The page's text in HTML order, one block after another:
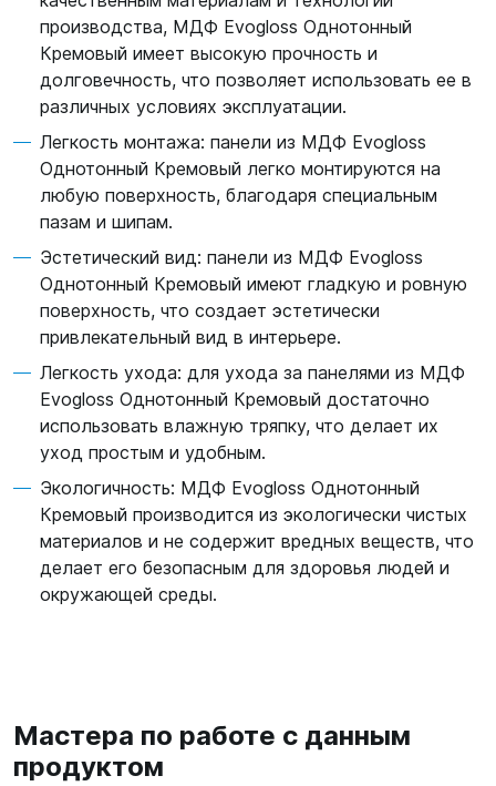
производства, МДФ Evogloss Однотонный
Кремовый имеет высокую прочность и
долговечность, что позволяет использовать ее в
различных условиях эксплуатации.
Легкость монтажа: панели из МДФ Evogloss
Однотонный Кремовый легко монтируются на
любую поверхность, благодаря специальным
пазам и шипам.
Эстетический вид: панели из МДФ Evogloss
Однотонный Кремовый имеют гладкую и ровную
поверхность, что создает эстетически
привлекательный вид в интерьере.
Легкость ухода: для ухода за панелями из МДФ
Evogloss Однотонный Кремовый достаточно
использовать влажную тряпку, что делает их
уход простым и удобным.
Экологичность: МДФ Evogloss Однотонный
Кремовый производится из экологически чистых
материалов и не содержит вредных веществ, что
делает его безопасным для здоровья людей и
окружающей среды.
Мастера по работе с данным
продуктом